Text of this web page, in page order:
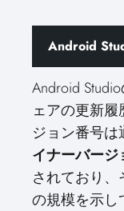
Android
Android
ェアの更新
ジョン番号は
イナーバー
されており
の規模を示し